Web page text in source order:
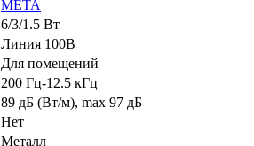
МЕТА
6/3/1.5 Вт
Линия 100В
Для помещений
200 Гц-12.5 кГц
89 дБ (Вт/м), max 97 дБ
Нет
Металл